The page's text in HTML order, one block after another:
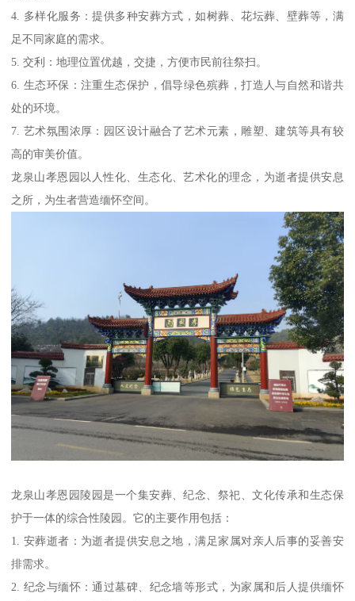
4. 多样化服务：提供多种安葬方式，如树葬、花坛葬、壁葬等，满
足不同家庭的需求。
5. 交利：地理位置优越，交捷，方便市民前往祭扫。
6. 生态环保：注重生态保护，倡导绿色殡葬，打造人与自然和谐共
处的环境。
7. 艺术氛围浓厚：园区设计融合了艺术元素，雕塑、建筑等具有较
高的审美价值。
龙泉山孝恩园以人性化、生态化、艺术化的理念，为逝者提供安息
之所，为生者营造缅怀空间。
龙泉山孝恩园陵园是一个集安葬、纪念、祭祀、文化传承和生态保
护于一体的综合性陵园。它的主要作用包括：
1. 安葬逝者：为逝者提供安息之地，满足家属对亲人后事的妥善安
排需求。
2. 纪念与缅怀：通过墓碑、纪念墙等形式，为家属和后人提供缅怀